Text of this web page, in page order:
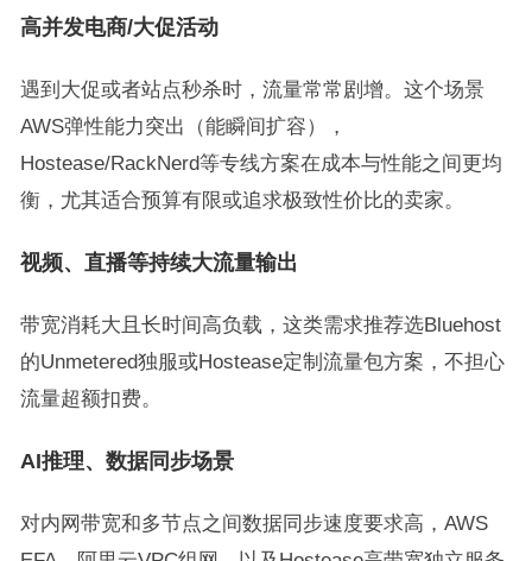
高并发电商/大促活动
遇到大促或者站点秒杀时，流量常常剧增。这个场景
AWS弹性能力突出（能瞬间扩容），
Hostease/RackNerd等专线方案在成本与性能之间更均
衡，尤其适合预算有限或追求极致性价比的卖家。
视频、直播等持续大流量输出
带宽消耗大且长时间高负载，这类需求推荐选Bluehost
的Unmetered独服或Hostease定制流量包方案，不担心
流量超额扣费。
AI推理、数据同步场景
对内网带宽和多节点之间数据同步速度要求高，AWS